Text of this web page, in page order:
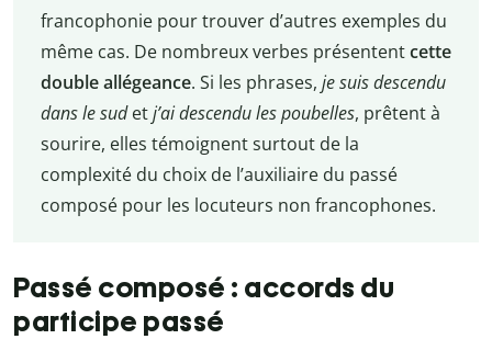
francophonie pour trouver d’autres exemples du
même cas. De nombreux verbes présententcette
double allégeance. Si les phrases, je suis descendu
dans le sudetj’ai descendu les poubelles, prêtent à
sourire, elles témoignent surtout de la
complexité du choix de l’auxiliaire du passé
composé pour les locuteurs non francophones.
Passé composé : accords du
participe passé